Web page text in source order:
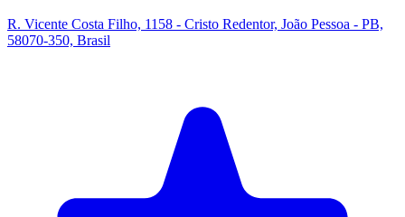
R. Vicente Costa Filho, 1158 - Cristo Redentor, João Pessoa - PB,
58070-350, Brasil